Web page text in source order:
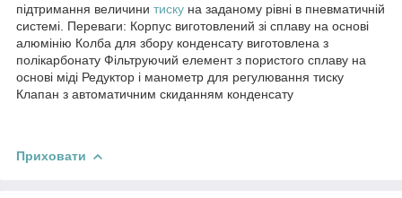
підтримання величини тиску на заданому рівні в пневматичній
системі. Переваги: Корпус виготовлений зі сплаву на основі
алюмінію Колба для збору конденсату виготовлена з
полікарбонату Фільтруючий елемент з пористого сплаву на
основі міді Редуктор і манометр для регулювання тиску
Клапан з автоматичним скиданням конденсату
Приховати